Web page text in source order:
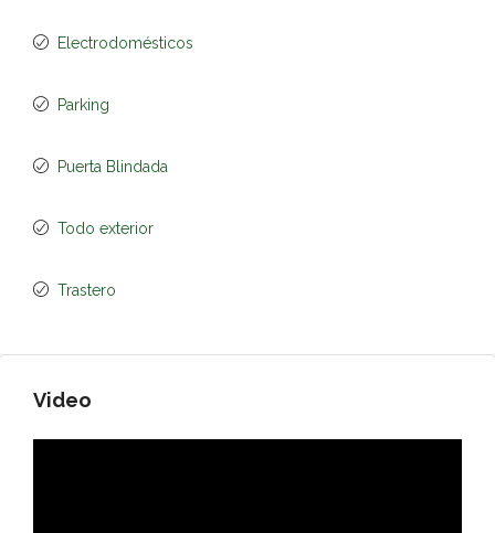
Electrodomésticos
Parking
Puerta Blindada
Todo exterior
Trastero
Video